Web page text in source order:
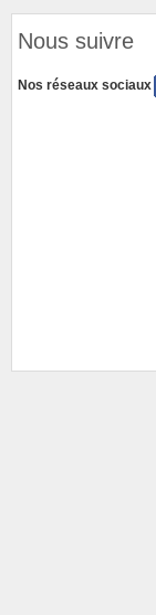
Nous suivre
Nos réseaux sociaux